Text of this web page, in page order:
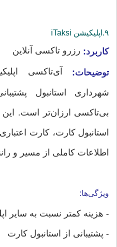
۹.اپلیکیشن‌ iTaksi
کاربرد: رزرو تاکسی آنلاین
توضیحات: آی‌تاکسی
شهرداری استانبول
بی‌تاکسی ارزان‌تر است. این
استانبول کارت، کارت
اطلاعات کاملی از مسیر و
ویژگی‌ها:
- هزینه کمتر نسبت به سایر
- پشتیبانی از استانبول کارت